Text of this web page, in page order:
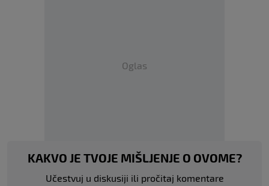
Oglas
KAKVO JE TVOJE MIŠLJENJE O OVOME?
Učestvuj u diskusiji ili pročitaj komentare